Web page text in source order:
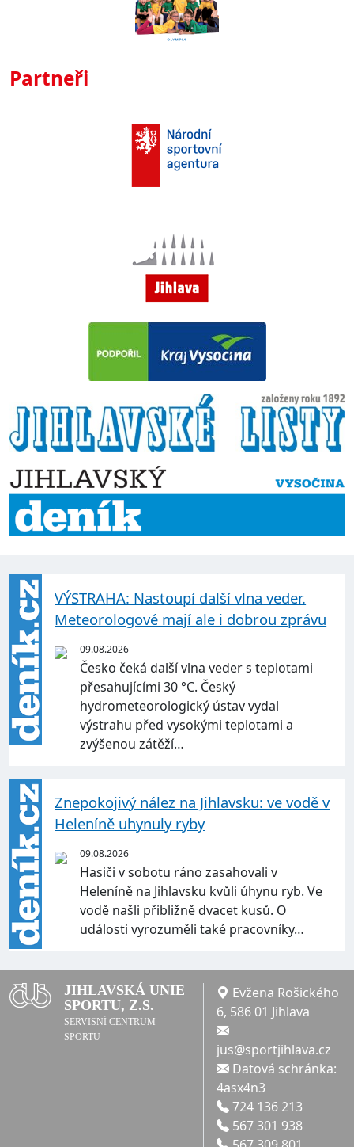
Partneři
VÝSTRAHA: Nastoupí další vlna veder.
Meteorologové mají ale i dobrou zprávu
09.08.2026
Česko čeká další vlna veder s teplotami
přesahujícími 30 °C. Český
hydrometeorologický ústav vydal
výstrahu před vysokými teplotami a
zvýšenou zátěží…
Znepokojivý nález na Jihlavsku: ve vodě v
Heleníně uhynuly ryby
09.08.2026
Hasiči v sobotu ráno zasahovali v
Heleníně na Jihlavsku kvůli úhynu ryb. Ve
vodě našli přibližně dvacet kusů. O
události vyrozuměli také pracovníky…
JIHLAVSKÁ UNIE
SPORTU, Z.S.
SERVISNÍ CENTRUM
SPORTU
Evžena Rošického
6, 586 01 Jihlava
jus@sportjihlava.cz
Datová schránka:
4asx4n3
724 136 213
567 301 938